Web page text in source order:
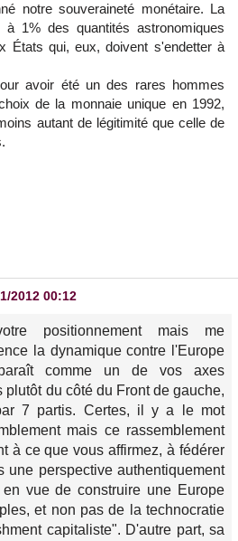
notre souveraineté monétaire. La
1% des quantités astronomiques
États qui, eux, doivent s'endetter à
avoir été un des rares hommes
de la monnaie unique en 1992,
autant de légitimité que celle de
2012 00:12
positionnement mais me
la dynamique contre l'Europe
comme un de vos axes
plutôt du côté du Front de gauche,
7 partis. Certes, il y a le mot
mais ce rassemblement
à ce que vous affirmez, à fédérer
une perspective authentiquement
vue de construire une Europe
et non pas de la technocratie
capitaliste". D'autre part, sa